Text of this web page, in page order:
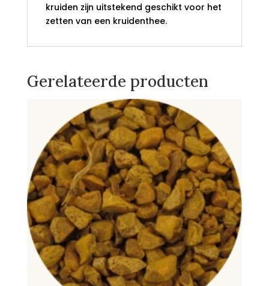
kruiden zijn uitstekend geschikt voor het
zetten van een kruidenthee.
Gerelateerde producten